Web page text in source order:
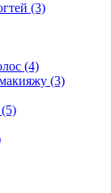
(3)
(4)
(3)